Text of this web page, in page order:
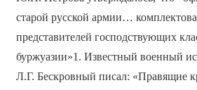
старой русской армии…
представителей господствующих
буржуазии»1. Известный военный
Л.Г. Бескровный писал: «Правящие